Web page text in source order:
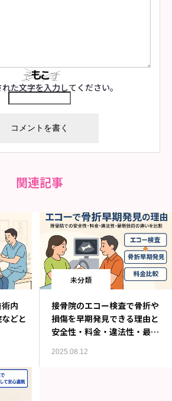
れた文字を入力してください。
関連記事
内
どと
未分類
接骨院のエコー検査で骨折や
損傷を早期発見できる理由と
安全性・料金・違法性・最新
2025.08.12